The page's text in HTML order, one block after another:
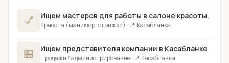
💅 Ищем мастеров для работы в салоне красоты.
Красота (маникюр, стрижки) · 📍 Касабланка
🏪 Ищем представителя компании в Касабланке
Продажи / администрирование · 📍 Касабланка